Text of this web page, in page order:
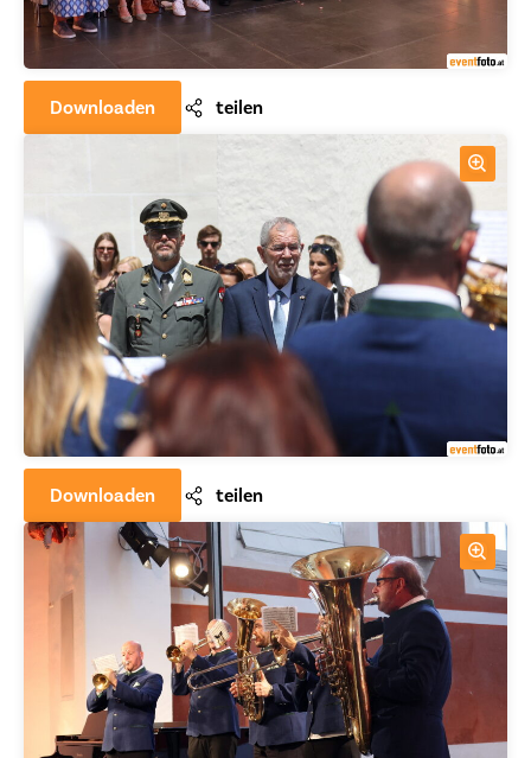
Downloaden teilen
Downloaden teilen